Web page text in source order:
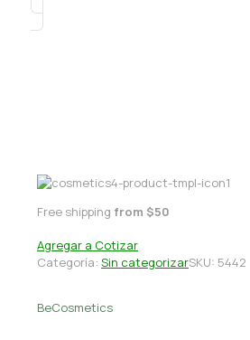
Free shipping from $50
Agregar a Cotizar
Categoría: Sin categorizarSKU: 5442
BeCosmetics